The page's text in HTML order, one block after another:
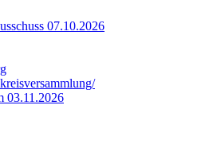
07.10.2026
03.11.2026